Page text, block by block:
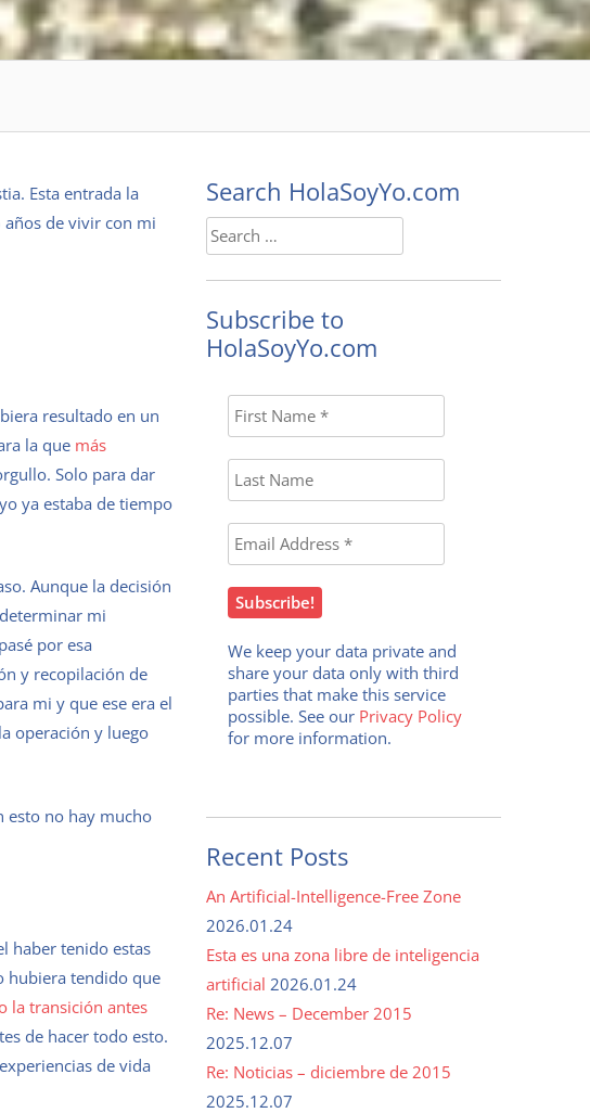
Esta entrada la
de vivir con mi
resultado en un
la que más
Solo para dar
ya estaba de tiempo
Aunque la decisión
mi
por esa
y recopilación de
mi y que ese era el
operación y luego
esto no hay mucho
haber tenido estas
hubiera tendido que
la transición antes
de hacer todo esto.
de vida
Search HolaSoyYo.com
Search
for:
Subscribe to
HolaSoyYo.com
We keep your data private and
share your data only with third
parties that make this service
possible. See our Privacy Policy
for more information.
Recent Posts
An Artificial-Intelligence-Free Zone
2026.01.24
Esta es una zona libre de inteligencia
artificial 2026.01.24
Re: News – December 2015
2025.12.07
Re: Noticias – diciembre de 2015
2025.12.07